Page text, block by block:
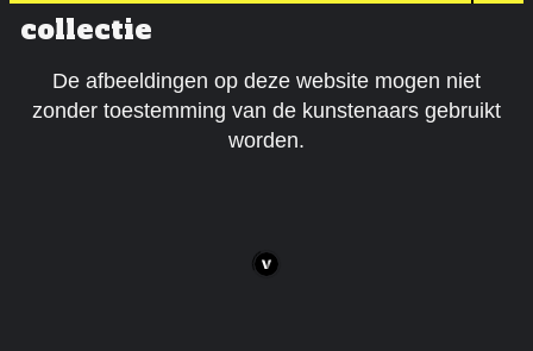
collectie
De afbeeldingen op deze website mogen niet
zonder toestemming van de kunstenaars gebruikt
worden.